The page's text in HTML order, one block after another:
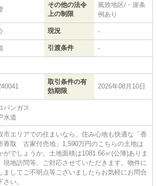
その他の法令
上の制限
風致地区/・崖条
例あり
現況 -
引渡条件 -
取引条件の有
効期限
2026年08月10日
パンガス
水道
市エリアでの住まいなら、住み心地も快適な「香
香取 古家付売地」1,590万円のこちらの土地は
がでしょうか。土地面積は1081.66㎡(公簿)ありま
現地訪問等、ご対応させていただきます。物件に
ましてご不明点等ございましたらお気軽にお問合
さい。